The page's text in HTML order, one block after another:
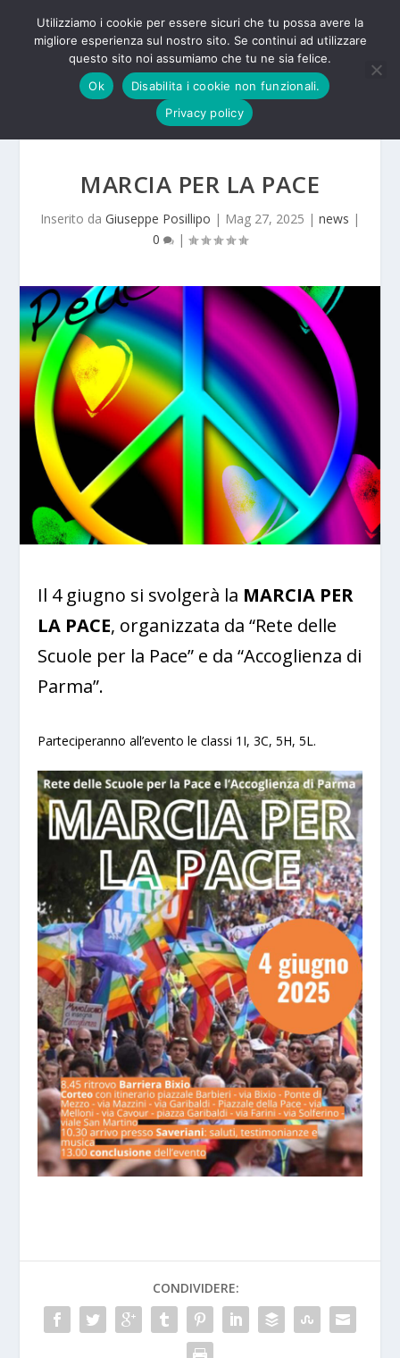
MARCIA PER LA PACE
Inserito da Giuseppe Posillipo | Mag 27, 2025 | news |
0
|
Il 4 giugno si svolgerà la MARCIA PER
LA PACE, organizzata da “Rete delle
Scuole per la Pace” e da “Accoglienza di
Parma”.
Parteciperanno all’evento le classi 1I, 3C, 5H, 5L.
CONDIVIDERE:
Utilizziamo i cookie per essere sicuri che tu possa avere la
migliore esperienza sul nostro sito. Se continui ad utilizzare
questo sito noi assumiamo che tu ne sia felice.
Ok
Disabilita i cookie non funzionali.
Privacy policy